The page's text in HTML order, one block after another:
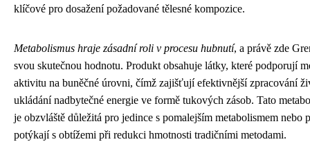
klíčové pro dosažení požadované tělesné kompozice.
Metabolismus hraje zásadní roli v procesu hubnutí, a právě zde
svou skutečnou hodnotu. Produkt obsahuje látky, které podporují
aktivitu na buněčné úrovni, čímž zajišťují efektivnější zpracování
ukládání nadbytečné energie ve formě tukových zásob. Tato
je obzvláště důležitá pro jedince s pomalejším metabolismem nebo
potýkají s obtížemi při redukci hmotnosti tradičními metodami.